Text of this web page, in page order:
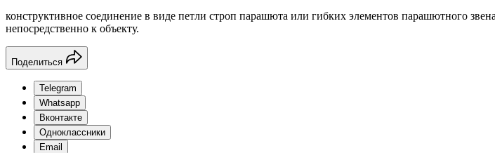
конструктивное соединение в виде петли строп парашюта или гибких элементов парашютного
непосредственно к объекту.
Поделиться
Telegram
Whatsapp
Вконтакте
Одноклассники
Email